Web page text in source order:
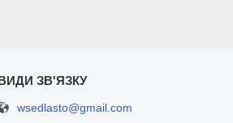
wsedlasto@gmail.com